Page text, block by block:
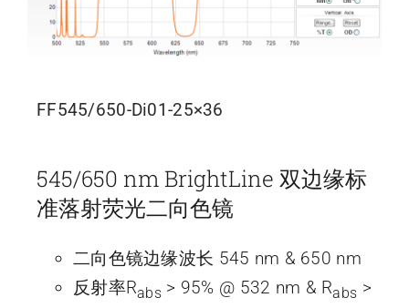
FF545/650-Di01-25×36
545/650 nm BrightLine 双边缘标
准落射荧光二向色镜
二向色镜边缘波长 545 nm & 650 nm
反射率Rabs > 95% @ 532 nm & Rabs >